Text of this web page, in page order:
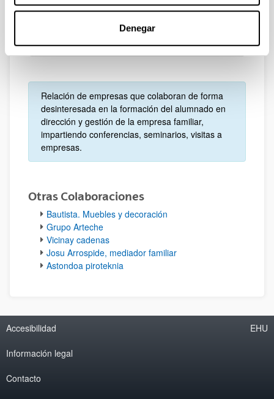
Denegar
Relación de empresas que colaboran de forma
desinteresada en la formación del alumnado en
dirección y gestión de la empresa familiar,
impartiendo conferencias, seminarios, visitas a
empresas.
Otras Colaboraciones
Bautista. Muebles y decoración
Grupo Arteche
Vicinay cadenas
Josu Arrospide, mediador familiar
Astondoa piroteknia
Accesibilidad
Información legal
Contacto
EHU